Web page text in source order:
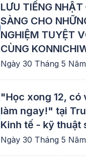
LƯU TIẾNG NHẬT
SÀNG CHO
NGHIỆM TUYỆT
CÙNG
Ngày 30 Tháng 5
"Học xong 12, có
làm ngay!" tại
Kinh tế - kỹ thuật
Ngày 30 Tháng 5